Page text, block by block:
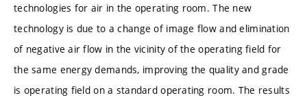
technologies for air in the operating room. The new
technology is due to a change of image flow and elimination
of negative air flow in the vicinity of the operating field for
the same energy demands, improving the quality and grade
is operating field on a standard operating room. The results